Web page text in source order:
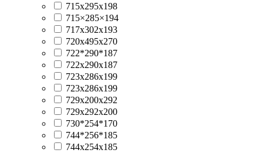
715x295x198
715×285×194
717x302x193
720x495x270
722*290*187
722x290x187
723x286x199
723х286х199
729x200x292
729x292x200
730*254*170
744*256*185
744x254x185